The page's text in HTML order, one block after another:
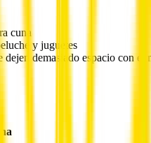
cuna
y juguetes
dejen demasiado espacio con el